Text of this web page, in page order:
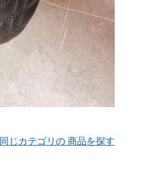
同じカテゴリの 商品を探す